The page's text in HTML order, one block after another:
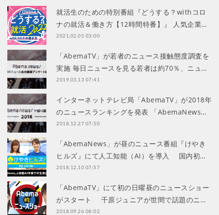
就活生のための特別番組『どうする？withコロ
ナの就活＆働き方【12時間特番】』 人気企業…
2021.02.05 03:00
「AbemaTV」が若者のニュース接触態度調査を
実施 毎日ニュースを見る若者は約70％、ニュ…
2019.03.13 07:41
インターネットテレビ局「AbemaTV」が2018年
のニュースランキングを発表 「AbemaNews…
2018.12.27 07:50
「AbemaNews」が昼のニュース番組『けやき
ヒルズ』にて人工知能（AI）を導入 国内初…
2018.12.10 07:57
「AbemaTV」にて初の日曜昼のニュースショー
がスタート 千原ジュニアが世間で話題のニ…
2018.09.26 08:02